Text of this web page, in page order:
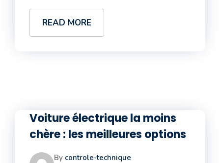
READ MORE
Voiture électrique la moins
chère : les meilleures options
By controle-technique